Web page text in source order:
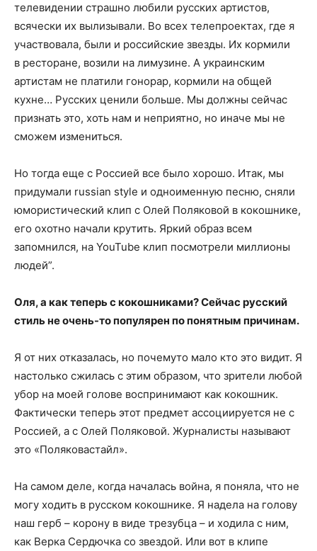
телевидении страшно любили русских артистов,
всячески их вылизывали. Во всех телепроектах, где я
участвовала, были и российские звезды. Их кормили
в ресторане, возили на лимузине. А украинским
артистам не платили гонорар, кормили на общей
кухне… Русских ценили больше. Мы должны сейчас
признать это, хоть нам и неприятно, но иначе мы не
сможем измениться.
Но тогда еще с Россией все было хорошо. Итак, мы
придумали russian style и одноименную песню, сняли
юмористический клип с Олей Поляковой в кокошнике,
его охотно начали крутить. Яркий образ всем
запомнился, на YouTube клип посмотрели миллионы
людей”.
Оля, а как теперь с кокошниками? Сейчас русский
стиль не очень­-то популярен по понятным причинам.
Я от них отказалась, но почему­то мало кто это видит. Я
настолько сжилась с этим образом, что зрители любой
убор на моей голове воспринимают как кокошник.
Фактически теперь этот предмет ассоциируется не с
Россией, а с Олей Поляковой. Журналисты называют
это «Полякова­стайл».
На самом деле, когда началась война, я поняла, что не
могу ходить в русском кокошнике. Я надела на голову
наш герб – корону в виде трезубца – и ходила с ним,
как Верка Сердючка со звездой. Или вот в клипе